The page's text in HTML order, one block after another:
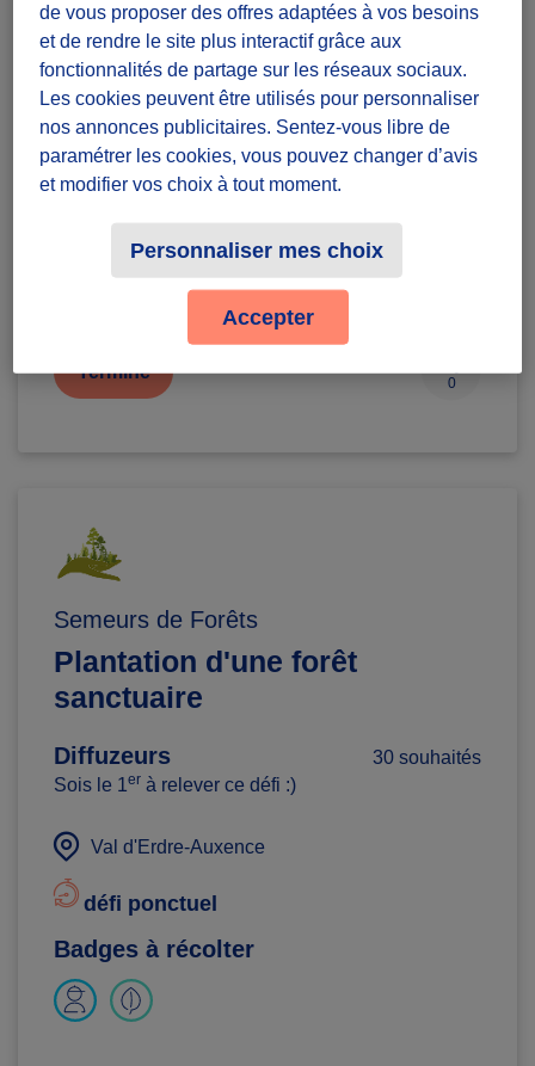
Diffuzeurs
er à relever ce défi :)
Château-sur-Epte
défi ponctuel
Badges à récolter
Terminé
0
Semeurs de Forêts
Plantation d'une forêt
sanctuaire
Diffuzeurs
30 souhaités
Sois le 1er à relever ce défi :)
Val d'Erdre-Auxence
défi ponctuel
Badges à récolter
de vous proposer des offres adaptées à vos besoins
et de rendre le site plus interactif grâce aux
fonctionnalités de partage sur les réseaux sociaux.
Les cookies peuvent être utilisés pour personnaliser
nos annonces publicitaires. Sentez-vous libre de
paramétrer les cookies, vous pouvez changer d’avis
et modifier vos choix à tout moment.
Personnaliser mes choix
Accepter